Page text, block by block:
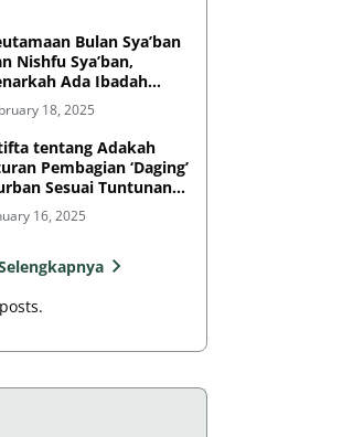
Bulan Sya’ban
Nishfu Sya’ban,
Ada Ibadah
18, 2025
tentang Adakah
Pembagian ‘Daging’
Sesuai Tuntunan
16, 2025